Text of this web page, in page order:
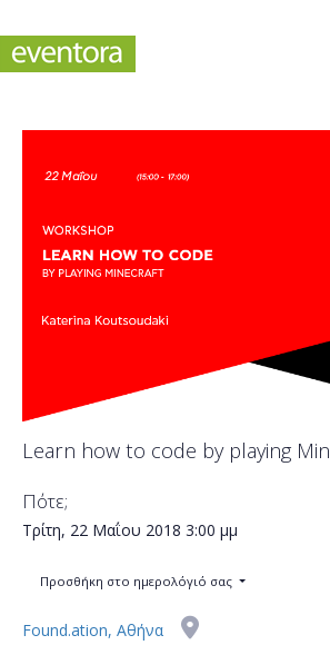
Learn how to code by playing
Πότε;
Τρίτη, 22 Μαΐου 2018 3:00 μμ
Προσθήκη στο ημερολόγιό σας
Found.ation, Αθήνα